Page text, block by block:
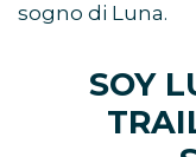
sogno di Luna.
SOY